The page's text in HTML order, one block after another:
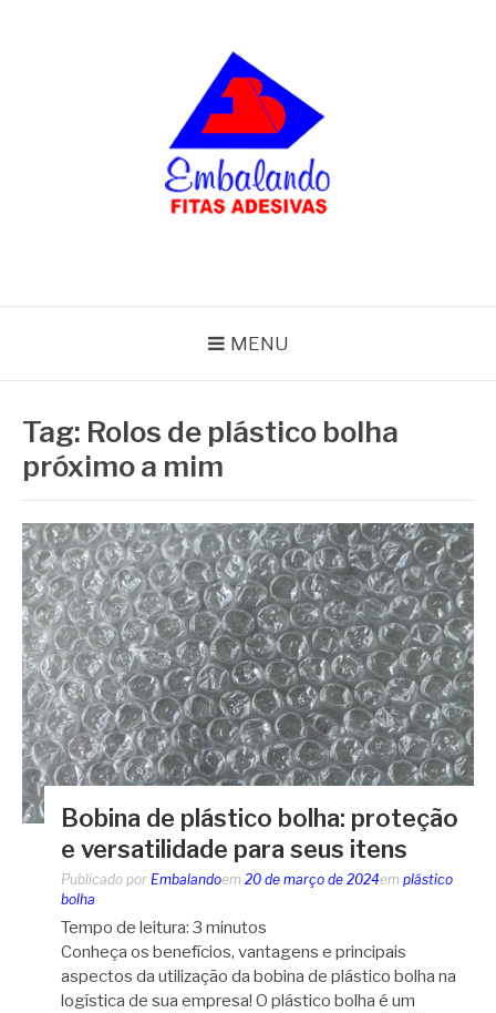
MENU
Tag: Rolos de plástico bolha
próximo a mim
Bobina de plástico bolha: proteção
e versatilidade para seus itens
Publicado por Embalandoem 20 de março de 2024em plástico
bolha
Tempo de leitura: 3 minutos
Conheça os benefícios, vantagens e principais
aspectos da utilização da bobina de plástico bolha na
logística de sua empresa! O plástico bolha é um